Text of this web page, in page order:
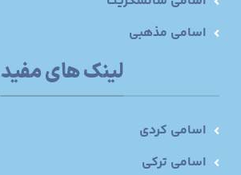
اسامی مذهبی
لینک های مفید
اسامی کردی
اسامی ترکی